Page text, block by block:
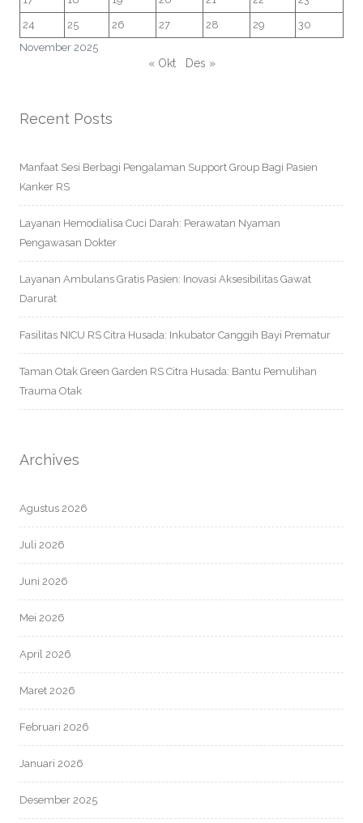
November 2025
24 25 26 27 28 29 30
« Okt Des »
Recent Posts
Manfaat Sesi Berbagi Pengalaman Support Group Bagi Pasien
Kanker RS
Layanan Hemodialisa Cuci Darah: Perawatan Nyaman
Pengawasan Dokter
Layanan Ambulans Gratis Pasien: Inovasi Aksesibilitas Gawat
Darurat
Fasilitas NICU RS Citra Husada: Inkubator Canggih Bayi Prematur
Taman Otak Green Garden RS Citra Husada: Bantu Pemulihan
Trauma Otak
Archives
Agustus 2026
Juli 2026
Juni 2026
Mei 2026
April 2026
Maret 2026
Februari 2026
Januari 2026
Desember 2025